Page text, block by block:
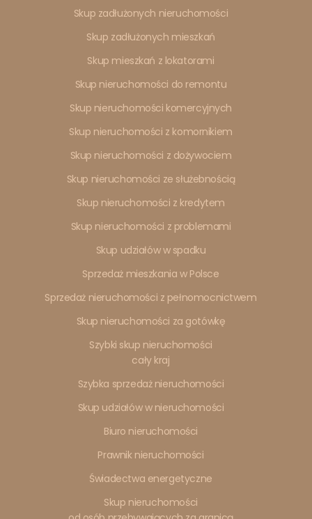
Skup zadłużonych nieruchomości
Skup zadłużonych mieszkań
Skup mieszkań z lokatorami
Skup nieruchomości do remontu
Skup nieruchomości komercyjnych
Skup nieruchomości z komornikiem
Skup nieruchomości z dożywociem
Skup nieruchomości ze służebnością
Skup nieruchomości z kredytem
Skup nieruchomości z problemami
Skup udziałów w spadku
Sprzedaż mieszkania w Polsce
Sprzedaż nieruchomości z pełnomocnictwem
Skup nieruchomości za gotówkę
Szybki skup nieruchomości
cały kraj
Szybka sprzedaż nieruchomości
Skup udziałów w nieruchomości
Biuro nieruchomości
Prawnik nieruchomości
Świadectwa energetyczne
Skup nieruchomości